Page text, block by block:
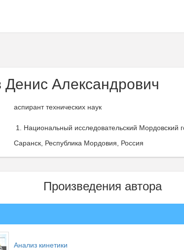
Александрович
аспирант технических наук
Национальный исследовательский Мордовский
Саранск, Республика Мордовия, Россия
Произведения автора
Анализ кинетики